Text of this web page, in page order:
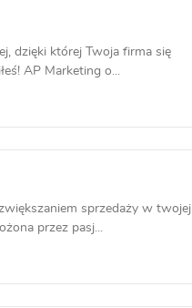
dzięki której Twoja firma się
AP Marketing o...
sprzedaży w twojej
przez pasj...